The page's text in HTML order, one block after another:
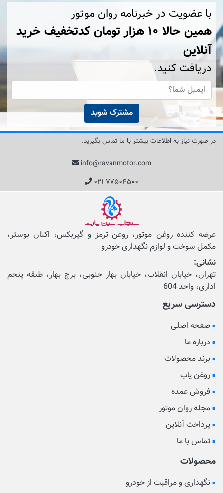
با عضویت در خبرنامه روان موتور
همین حالا ۱۰ هزار تومان کد‌تخفیف خرید
آنلاین
دریافت کنید.
مشترک شوید
در صورت نیاز به اطلاعات بیشتر با ما تماس بگیرید.
info@ravanmotor.com
۰۲۱ ۷۷۵۰۴۵۰۰
عرضه کننده روغن موتور، روغن ترمز و گیربکس، اکتان بوستر،
مکمل‌ سوخت و لوازم نگهداری خودرو
نشانی:
تهران، خیابان انقلاب، خیابان بهار جنوبی، برج بهار، طبقه پنجم
اداری، واحد 604
دسترسی سریع
صفحه اصلی
درباره ما
برند محصولات
روغن یاب
فروش عمده
مجله روان موتور
پرداخت آنلاین
تماس با ما
محصولات
نگهداری و مراقبت از خودرو